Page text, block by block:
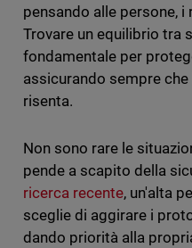
pensando alle persone,
Trovare un equilibrio tra
fondamentale per
assicurando sempre
risenta.
Non sono rare le
pende a scapito della
ricerca recente, un'alta
sceglie di aggirare i
dando priorità alla